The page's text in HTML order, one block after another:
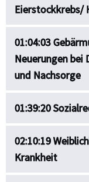
Eierstockkrebs/
01:04:03
Neuerungen bei
und Nachsorge
01:39:20
02:10:19
Krankheit